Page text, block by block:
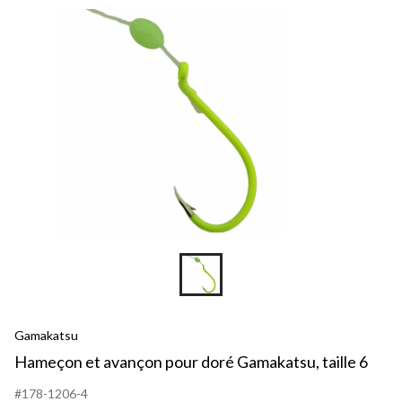
Gamakatsu
Hameçon et avançon pour doré Gamakatsu, taille 6
#178-1206-4